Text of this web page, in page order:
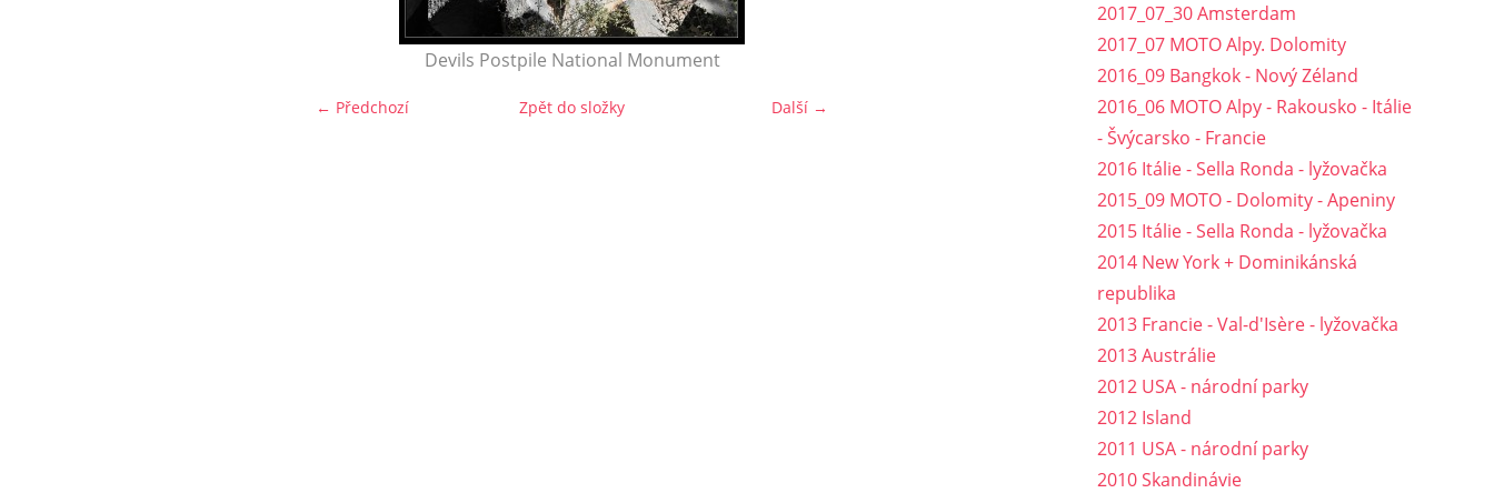
Devils Postpile National Monument
← Předchozí Další →
Zpět do složky
2017_07_30 Amsterdam
2017_07 MOTO Alpy. Dolomity
2016_09 Bangkok - Nový Zéland
2016_06 MOTO Alpy - Rakousko - Itálie
- Švýcarsko - Francie
2016 Itálie - Sella Ronda - lyžovačka
2015_09 MOTO - Dolomity - Apeniny
2015 Itálie - Sella Ronda - lyžovačka
2014 New York + Dominikánská
republika
2013 Francie - Val-d'Isère - lyžovačka
2013 Austrálie
2012 USA - národní parky
2012 Island
2011 USA - národní parky
2010 Skandinávie